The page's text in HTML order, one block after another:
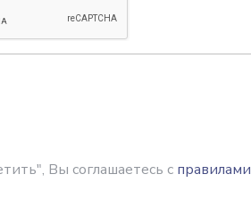
Вы соглашаетесь с правилами